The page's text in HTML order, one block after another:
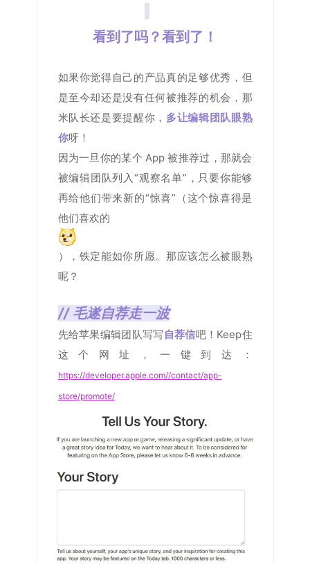
03
看到了吗？看到了！
如果你觉得自己的产品真的足够优秀，但
是至今却还是没有任何被推荐的机会，那
米队长还是要提醒你， 多让编辑团队眼熟
你呀！
因为一旦你的某个 App 被推荐过，那就会
被编辑团队列入“观察名单”，只要你能够
再给他们带来新的“惊喜”（这个惊喜得是
他们喜欢的
），铁定能如你所愿。 那应该怎么被眼熟
呢？
// 毛遂自荐走一波
先给苹果编辑团队写写 自荐信吧！ Keep住
这个网址，一键到达：
https://developer.apple.com//contact/app-
store/promote/